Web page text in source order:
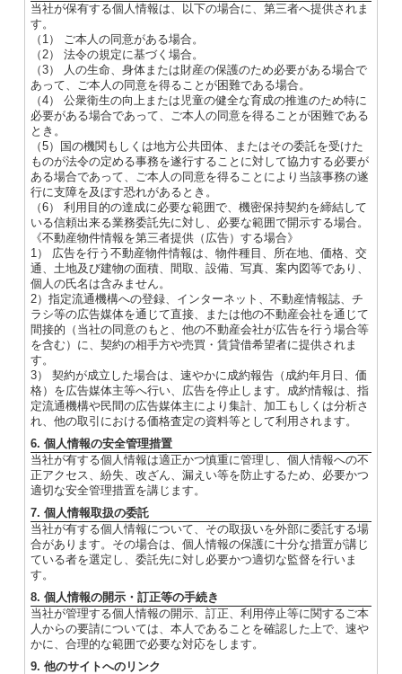
当社が保有する個人情報は、以下の場合に、第三者へ提供されま
す。
（1） ご本人の同意がある場合。
（2） 法令の規定に基づく場合。
（3） 人の生命、身体または財産の保護のため必要がある場合で
あって、ご本人の同意を得ることが困難である場合。
（4） 公衆衛生の向上または児童の健全な育成の推進のため特に
必要がある場合であって、ご本人の同意を得ることが困難である
とき。
（5）国の機関もしくは地方公共団体、またはその委託を受けた
ものが法令の定める事務を遂行することに対して協力する必要が
ある場合であって、ご本人の同意を得ることにより当該事務の遂
行に支障を及ぼす恐れがあるとき。
（6） 利用目的の達成に必要な範囲で、機密保持契約を締結して
いる信頼出来る業務委託先に対し、必要な範囲で開示する場合。
《不動産物件情報を第三者提供（広告）する場合》
1） 広告を行う不動産物件情報は、物件種目、所在地、価格、交
通、土地及び建物の面積、間取、設備、写真、案内図等であり、
個人の氏名は含みません。
2）指定流通機構への登録、インターネット、不動産情報誌、チ
ラシ等の広告媒体を通じて直接、または他の不動産会社を通じて
間接的（当社の同意のもと、他の不動産会社が広告を行う場合等
を含む）に、契約の相手方や売買・賃貸借希望者に提供されま
す。
3） 契約が成立した場合は、速やかに成約報告（成約年月日、価
格）を広告媒体主等へ行い、広告を停止します。成約情報は、指
定流通機構や民間の広告媒体主により集計、加工もしくは分析さ
れ、他の取引における価格査定の資料等として利用されます。
6. 個人情報の安全管理措置
当社が有する個人情報は適正かつ慎重に管理し、個人情報への不
正アクセス、紛失、改ざん、漏えい等を防止するため、必要かつ
適切な安全管理措置を講じます。
7. 個人情報取扱の委託
当社が有する個人情報について、その取扱いを外部に委託する場
合があります。その場合は、個人情報の保護に十分な措置が講じ
ている者を選定し、委託先に対し必要かつ適切な監督を行いま
す。
8. 個人情報の開示・訂正等の手続き
当社が管理する個人情報の開示、訂正、利用停止等に関するご本
人からの要請については、本人であることを確認した上で、速や
かに、合理的な範囲で必要な対応をします。
9. 他のサイトへのリンク